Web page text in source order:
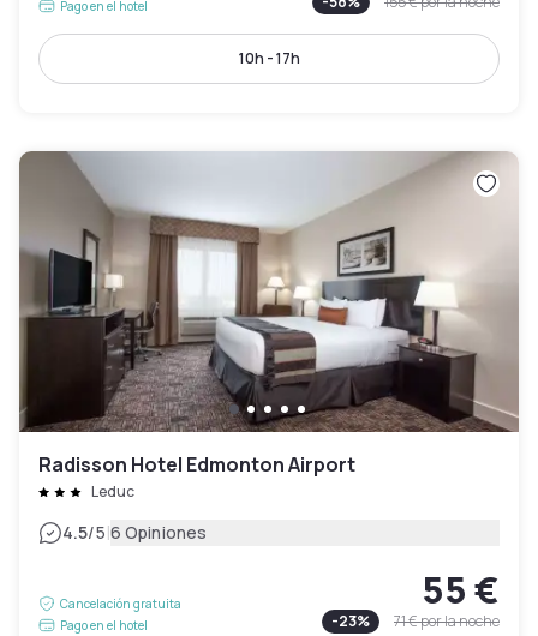
Pago en el hotel
10h - 17h
Radisson Hotel Edmonton Airport
Leduc
4.5/5|6 Opiniones
Cancelación gratuita
Pago en el hotel
55 €
-23% 71 €por la noche